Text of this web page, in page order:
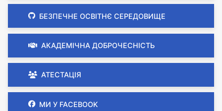
БЕЗПЕЧНЕ ОСВІТНЄ СЕРЕДОВИЩЕ
АКАДЕМІЧНА ДОБРОЧЕСНІСТЬ
АТЕСТАЦІЯ
МИ У FACEBOOK